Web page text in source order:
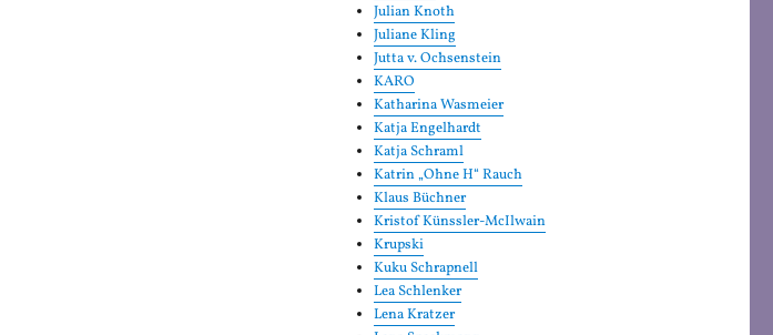
Julian Knoth
Juliane Kling
Jutta v. Ochsenstein
KARO
Katharina Wasmeier
Katja Engelhardt
Katja Schraml
Katrin „Ohne H“ Rauch
Klaus Büchner
Kristof Künssler-McIlwain
Krupski
Kuku Schrapnell
Lea Schlenker
Lena Kratzer